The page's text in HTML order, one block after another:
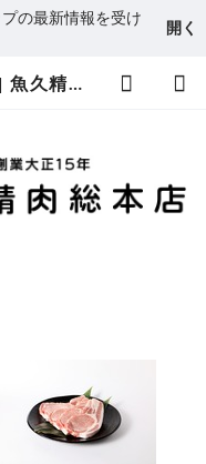
の最新情報を受け
開く
ソテー用・唐揚げ用 | 魚久精肉総本店